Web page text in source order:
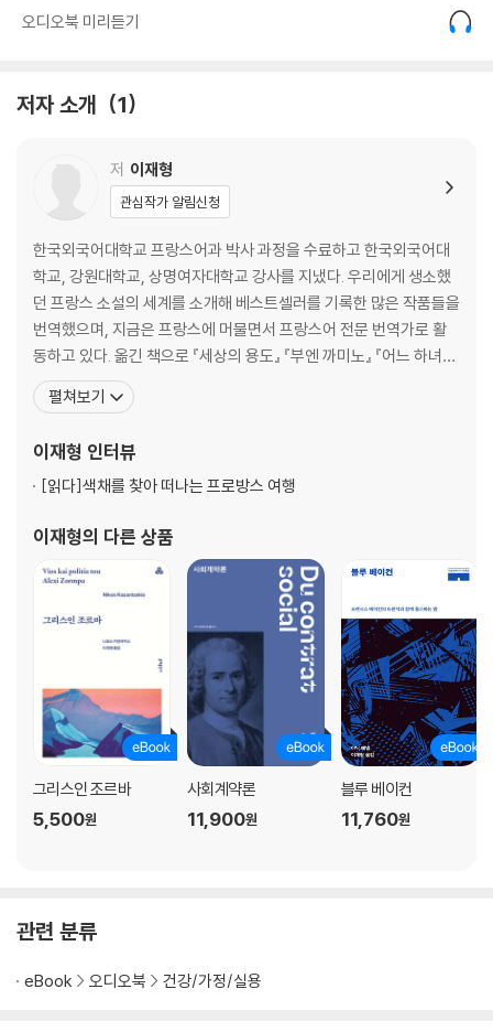
상처 난 마음이 치유되기를
어니스트 헤밍웨이 ― ‘셰익스피어 앤 컴퍼니’ 서점의 문을 열고 들어가다
제3장 / 빛이 색채가 되고 주인공이 되다 오르세 미술관 속으로
19세기 노동자의 삶을 표현한 그림들
프랑스 사실주의 회화를 대표하다
인상주의의 탄생
마네가 부러웠던 모네의 〈풀밭 위의 식사〉
내가 화가가 된 건 꽃을 그리기 위해서였는지 모른다
현실과 그 현실이 반영되는 ‘물이라는 거울
‘빛’을 주인공으로 그리다
오르세 미술관에서만 볼 수 있는 팡탱-라투르의 그림
나는 사과로 파리 사람들을 놀라게 하고 싶다
과학과 예술의 결합으로 탄생한 신인상주의
19세기 인상주의와 20세기 표현주의를 잇는 고흐의 〈노란 방〉
힘든 여행 끝에 루브르에 안착한 〈모나리자〉
깊은 잠에서 깨어나다
밝고 흥겨운 그림에 감춰진 상징들
카르파치오의 유래가 된 그림
나폴레옹, 새로운 제국의 탄생을 그림으로
역사의 현장을 그린 작품들
역사와 종교 속 들라크루아의 작품들
프랑스에 있는 가장 오래된 개인 초상화
17세기 고전주의 회화를 대표하는 니콜라 푸생
그림 속 프랑스 절대군주제의 상징들
위대한 신을 숭배한 기원전 작품들
빅토르 위고 ― 『레미제라블』의 현장을 찾아서
오디오북 미리듣기
저자 소개 1
저 이재형
관심작가 알림신청
한국외국어대학교 프랑스어과 박사 과정을 수료하고 한국외국어대
학교, 강원대학교, 상명여자대학교 강사를 지냈다. 우리에게 생소했
던 프랑스 소설의 세계를 소개해 베스트셀러를 기록한 많은 작품들을
번역했으며, 지금은 프랑스에 머물면서 프랑스어 전문 번역가로 활
동하고 있다. 옮긴 책으로 『세상의 용도』 『부엔 까미노』 『어느 하녀의
일기』 『걷기, 두 발로 사유하는 철학』 『꾸뻬 씨의 시간 여행』 『꾸뻬 씨
의 사랑 여행』 『마르셀의 여름 1, 2』 『사막의 정원사 무싸』 『카트린 드
바타유의 눈 이야기』 『레이스 뜨는
펼쳐보기
이재형 인터뷰
[읽다]색채를 찾아 떠나는 프로방스 여행
이재형의 다른 상품
그리스인 조르바
5,500원
사회계약론
11,900원
블루 베이컨
11,760원
관련 분류
eBook 오디오북 건강/가정/실용